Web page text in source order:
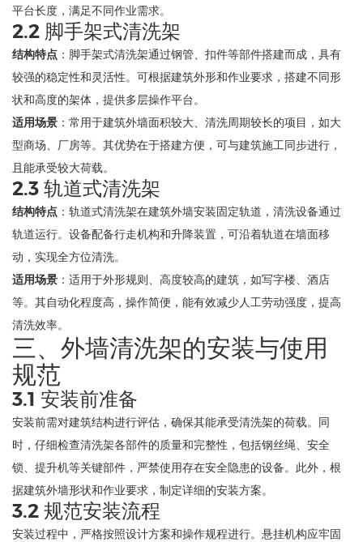
平台长度，满足不同作业需求。
2.2 脚手架式清洗架
结构特点 ：脚手架式清洗架通过钢管、扣件等部件搭建而成，具有
较强的稳定性和灵活性。可根据建筑外形和作业要求，搭建不同形
状和高度的架体，提供多层操作平台。
适用场景 ：常用于建筑外墙面积较大、清洗周期较长的项目，如大
型商场、厂房等。其优势在于搭建方便，可与建筑施工同步进行，
且能承受较大荷载。
2.3 轨道式清洗架
结构特点 ：轨道式清洗架在建筑外墙安装固定轨道，清洗设备通过
轨道运行。设备配备行走机构和升降装置，可沿着轨道在墙面移
动，实现全方位清洗。
适用场景 ：适用于外形规则、高度较高的建筑，如写字楼、酒店
等。其自动化程度高，操作简便，能有效减少人工劳动强度，提高
清洗效率。
三、外墙清洗架的安装与使用
规范
3.1 安装前准备
安装前需对建筑结构进行评估，确保其能承受清洗架的荷载。同
时，仔细检查清洗架各部件的质量和完整性，包括钢丝绳、安全
锁、提升机等关键部件，严禁使用存在安全隐患的设备。此外，根
据建筑外墙形状和作业要求，制定详细的安装方案。
3.2 规范安装流程
安装过程中，严格按照设计方案和操作规程进行。悬挂机构应牢固